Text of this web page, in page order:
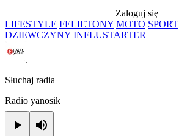
Zaloguj się
LIFESTYLE FELIETONY MOTO SPORT
DZIEWCZYNY INFLUSTARTER
Słuchaj radia
Radio yanosik
Play